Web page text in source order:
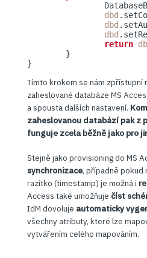
dbd
dbd
dbd
return
Tímto krokem se nám
zaheslované databáze MS
a spousta dalších nastavení.
zaheslovanou databází pak z
funguje zcela běžně jako pro
Stejně jako provisioning do MS
synchronizace, případně pokud
razítko (timestamp) je možná i
Access také umožňuje číst
IdM dovoluje automaticky
všechny atributy, které lze
vytvářením celého mapováním.